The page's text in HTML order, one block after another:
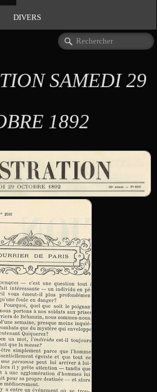
DIVERS
SAMEDI 29
1892